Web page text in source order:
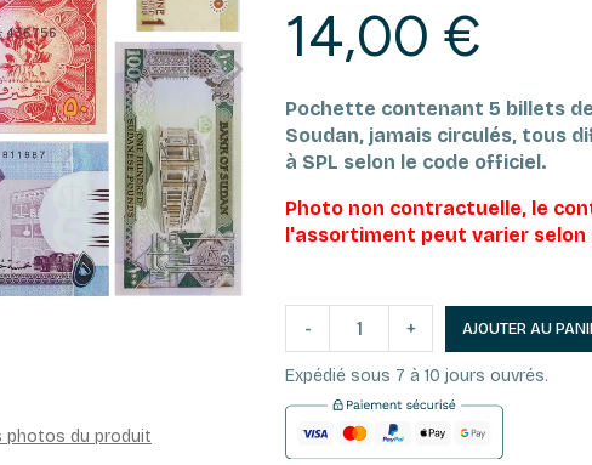
photos du produit
14,00 €
Pochette contenant 5 billets
Soudan, jamais circulés, tous
à SPL selon le code officiel.
Photo non contractuelle, le
l'assortiment peut varier selon
- + AJOUTER AU
Expédié sous 7 à 10 jours ouvrés.